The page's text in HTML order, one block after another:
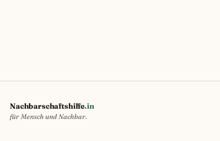
Nachbarschaftshilfe.in
für Mensch und Nachbar.